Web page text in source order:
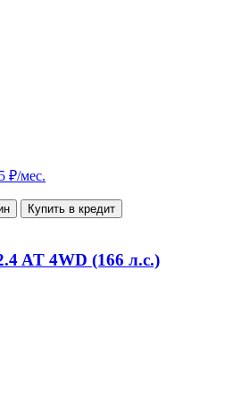
₽/мес.
Купить в кредит
AT 4WD (166 л.с.)